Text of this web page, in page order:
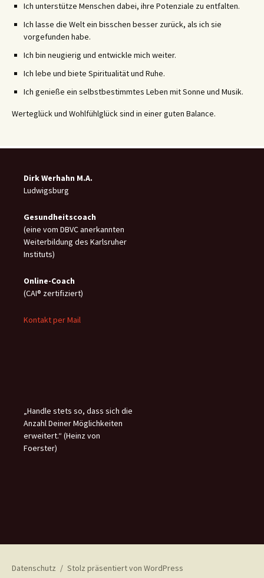
Ich unterstütze Menschen dabei, ihre Potenziale zu entfalten.
Ich lasse die Welt ein bisschen besser zurück, als ich sie
vorgefunden habe.
Ich bin neugierig und entwickle mich weiter.
Ich lebe und biete Spiritualität und Ruhe.
Ich genieße ein selbstbestimmtes Leben mit Sonne und Musik.
Werteglück und Wohlfühlglück sind in einer guten Balance.
Dirk Werhahn M.A.
Ludwigsburg
Gesundheitscoach
(eine vom DBVC anerkannten
Weiterbildung des Karlsruher
Instituts)
Online-Coach
(CAI® zertifiziert)
Kontakt per Mail
„Handle stets so, dass sich die
Anzahl Deiner Möglichkeiten
erweitert.“ (Heinz von
Foerster)
Datenschutz Stolz präsentiert von WordPress